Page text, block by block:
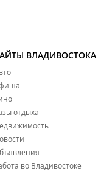
ВЛАДИВОСТОКА
отдыха
во Владивостоке